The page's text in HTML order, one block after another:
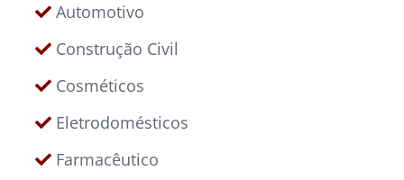
Automotivo
Construção Civil
Cosméticos
Eletrodomésticos
Farmacêutico